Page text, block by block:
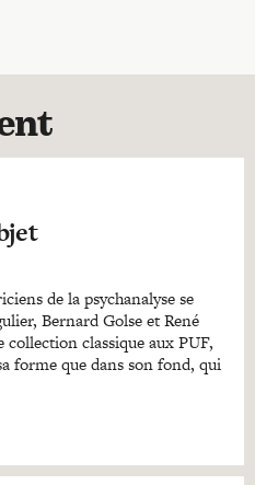
de la psychanalyse se
Bernard Golse et René
classique aux PUF,
forme que dans son fond, qui